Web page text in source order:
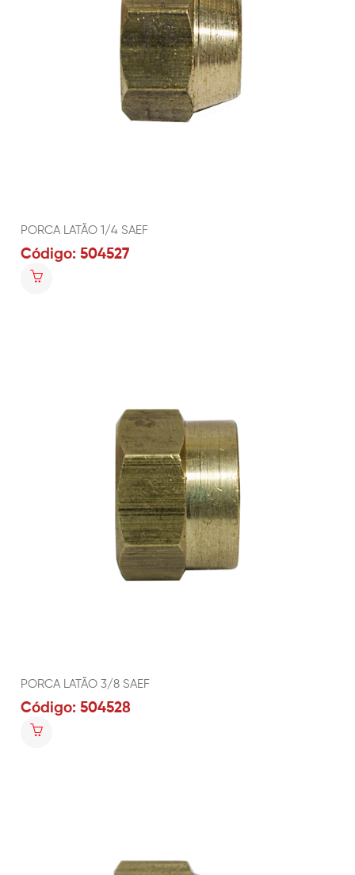
PORCA LATÃO 1/4 SAEF
Código: 504527
PORCA LATÃO 3/8 SAEF
Código: 504528